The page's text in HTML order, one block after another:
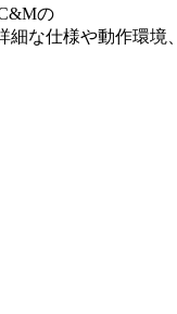
の
な仕様や動作環境、